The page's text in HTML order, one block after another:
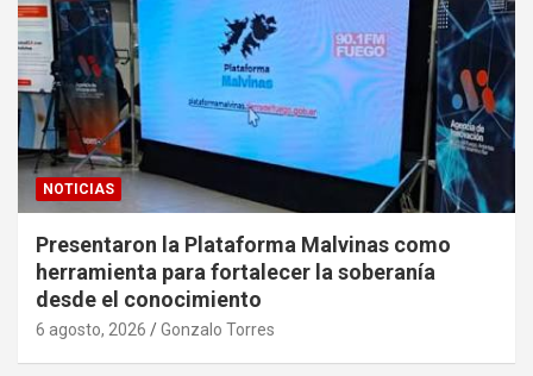
NOTICIAS
Presentaron la Plataforma Malvinas como
herramienta para fortalecer la soberanía
desde el conocimiento
6 agosto, 2026 Gonzalo Torres